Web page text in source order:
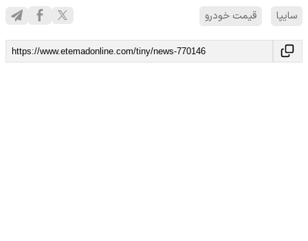
سایپا قیمت خودرو